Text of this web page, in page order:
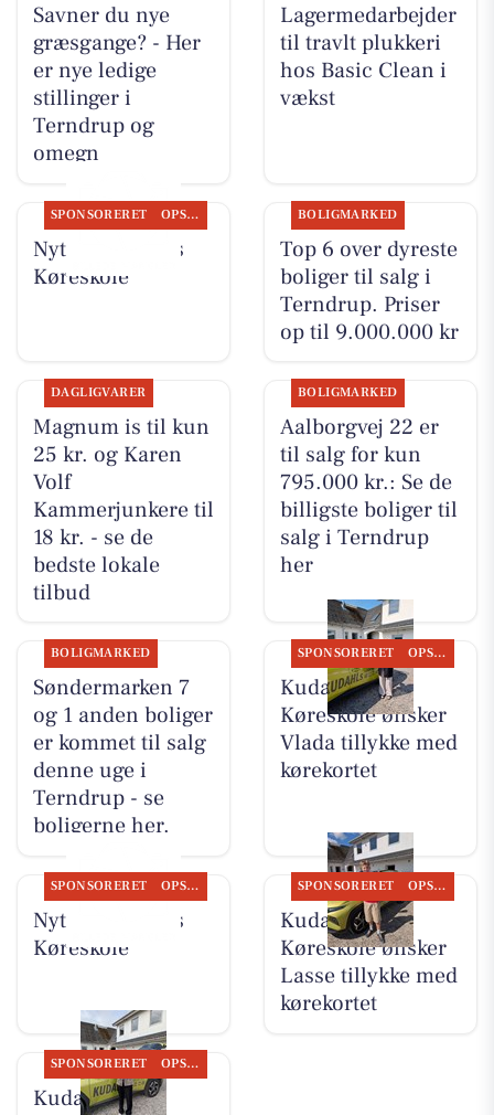
Savner du nye
græsgange? - Her
er nye ledige
stillinger i
Terndrup og
omegn
Lagermedarbejder
til travlt plukkeri
hos Basic Clean i
vækst
SPONSORERET OPSLAGSTAVLEN
Nyt fra Kudahls
Køreskole
BOLIGMARKED
Top 6 over dyreste
boliger til salg i
Terndrup. Priser
op til 9.000.000 kr
DAGLIGVARER
Magnum is til kun
25 kr. og Karen
Volf
Kammerjunkere til
18 kr. - se de
bedste lokale
tilbud
BOLIGMARKED
Aalborgvej 22 er
til salg for kun
795.000 kr.: Se de
billigste boliger til
salg i Terndrup
her
BOLIGMARKED
Søndermarken 7
og 1 anden boliger
er kommet til salg
denne uge i
Terndrup - se
boligerne her.
SPONSORERET OPSLAGSTAVLEN
Kudahls
Køreskole ønsker
Vlada tillykke med
kørekortet
SPONSORERET OPSLAGSTAVLEN
Nyt fra Kudahls
Køreskole
SPONSORERET OPSLAGSTAVLEN
Kudahls
Køreskole ønsker
Lasse tillykke med
kørekortet
SPONSORERET OPSLAGSTAVLEN
Kudahls